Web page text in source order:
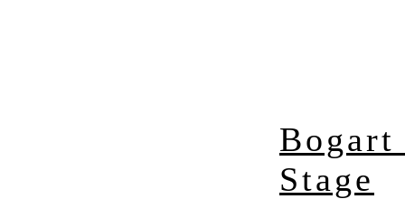
Stage